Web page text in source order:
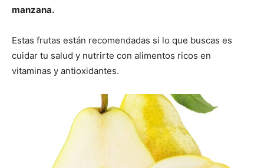
manzana.
Estas frutas están recomendadas si lo que buscas es
cuidar tu salud y nutrirte con alimentos ricos en
vitaminas y antioxidantes.